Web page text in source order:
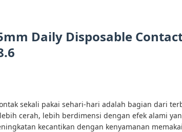
Daily Disposable
sekali pakai sehari-hari adalah bagian dari
cerah, lebih berdimensi dengan efek alami
kecantikan dengan kenyamanan